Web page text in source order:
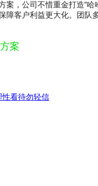
案，公司不惜重金打造“
障客户利益更大化。团队
案
性看待勿轻信